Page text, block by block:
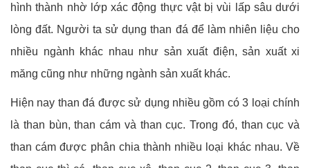
hình thành nhờ lớp xác động thực vật bị vùi lấp sâu dưới
lòng đất. Người ta sử dụng than đá để làm nhiên liệu cho
nhiều ngành khác nhau như sản xuất điện, sản xuất xi
măng cũng như những ngành sản xuất khác.
Hiện nay than đá được sử dụng nhiều gồm có 3 loại chính
là than bùn, than cám và than cục. Trong đó, than cục và
than cám được phân chia thành nhiều loại khác nhau. Về